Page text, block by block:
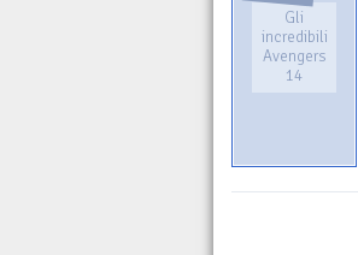
Gli
incredibili
Avengers
14